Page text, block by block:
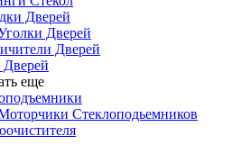
Дверей
Дверей
Дверей
еще
Стеклоподьемников